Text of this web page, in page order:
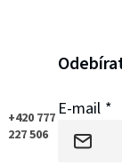
+420 777
227 506
E-mail